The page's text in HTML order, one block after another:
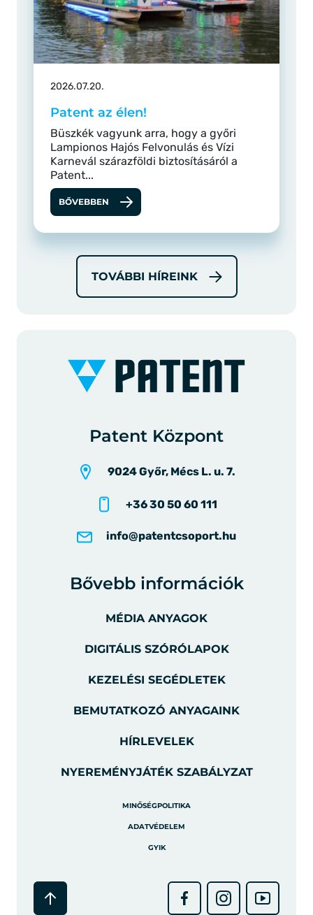
2026.07.20.
Patent az élen!
Büszkék vagyunk arra, hogy a győri
Lampionos Hajós Felvonulás és Vízi
Karnevál szárazföldi biztosításáról a
Patent...
BŐVEBBEN
TOVÁBBI HÍREINK
Patent Központ
9024 Győr, Mécs L. u. 7.
+36 30 50 60 111
info@patentcsoport.hu
Bővebb információk
MÉDIA ANYAGOK
DIGITÁLIS SZÓRÓLAPOK
KEZELÉSI SEGÉDLETEK
BEMUTATKOZÓ ANYAGAINK
HÍRLEVELEK
NYEREMÉNYJÁTÉK SZABÁLYZAT
MINŐSÉGPOLITIKA
ADATVÉDELEM
GYIK